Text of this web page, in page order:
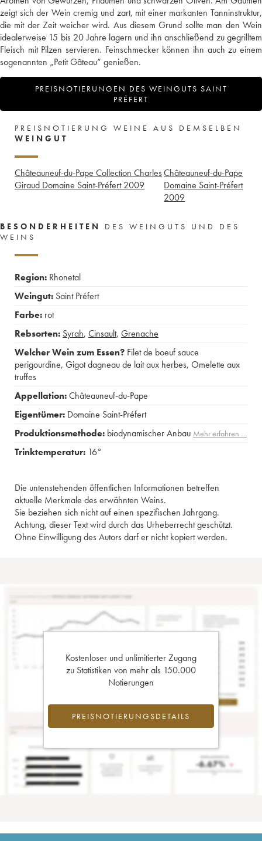
zeigt sich der Wein cremig und zart, mit einer markanten Tanninstruktur,
die mit der Zeit weicher wird. Aus diesem Grund sollte man den Wein
idealerweise 15 bis 20 Jahre lagern und ihn anschließend zu gegrilltem
Fleisch mit Pilzen servieren. Feinschmecker können ihn auch zu einem
sogenannten „Petit Gâteau“ genießen.
PREISNOTIERUNGEN DES WEINGUTS SAINT
PRÉFERT
PREISNOTIERUNG WEINE AUS DEMSELBEN
WEINGUT
Châteauneuf-du-Pape Collection Charles
Giraud Domaine Saint-Préfert 2009
Châteauneuf-du-Pape
Domaine Saint-Préfert
2009
BESONDERHEITEN
DES WEINGUTS UND DES
WEINS
Region: Rhonetal
Weingut: Saint Préfert
Farbe: rot
Rebsorten: Syrah, Cinsault, Grenache
Welcher Wein zum Essen? Filet de boeuf sauce
perigourdine, Gigot dagneau de lait aux herbes, Omelette aux
truffes
Appellation:Châteauneuf-du-Pape
Eigentümer: Domaine Saint-Préfert
Produktionsmethode: biodynamischer Anbau Mehr erfahren …
Trinktemperatur: 16°
Die untenstehenden öffentlichen Informationen betreffen
aktuelle Merkmale des erwähnten Weins.
Sie beziehen sich nicht auf einen spezifischen Jahrgang.
Achtung, dieser Text wird durch das Urheberrecht geschützt.
Ohne Einwilligung des Autors darf er nicht kopiert werden.
Kostenloser und unlimitierter Zugang
zu Statistiken von mehr als 150.000
Notierungen
PREISNOTIERUNGSDETAILS